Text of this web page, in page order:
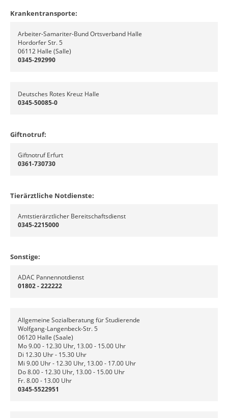
Krankentransporte:
Arbeiter-Samariter-Bund Ortsverband Halle
Hordorfer Str. 5
06112 Halle (Salle)
0345-292990
Deutsches Rotes Kreuz Halle
0345-50085-0
Giftnotruf:
Giftnotruf Erfurt
0361-730730
Tierärztliche Notdienste:
Amtstierärztlicher Bereitschaftsdienst
0345-2215000
Sonstige:
ADAC Pannennotdienst
01802 - 222222
Allgemeine Sozialberatung für Studierende
Wolfgang-Langenbeck-Str. 5
06120 Halle (Saale)
Mo 9.00 - 12.30 Uhr, 13.00 - 15.00 Uhr
Di 12.30 Uhr - 15.30 Uhr
Mi 9.00 Uhr - 12.30 Uhr, 13.00 - 17.00 Uhr
Do 8.00 - 12.30 Uhr, 13.00 - 15.00 Uhr
Fr. 8.00 - 13.00 Uhr
0345-5522951